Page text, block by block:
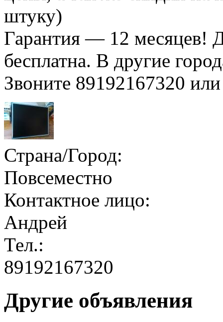
штуку)
Гарантия — 12 месяцев!
бесплатна. В другие
Звоните 89192167320
Страна/Город:
Повсеместно
Контактное лицо:
Андрей
Тел.:
89192167320
Другие объявления